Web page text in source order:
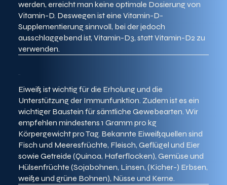
werden, erreicht man keine optimale Dosierung von
Vitamin-D. Deswegen ist eine Vitamin-D-
Supplementierung sinnvoll, bei der jedoch
ausschlaggebend ist, Vitamin-D3, statt Vitamin-D2 zu
verwenden.
Eiweiß ist wichtig für die Erholung und die
Unterstützung der Immunfunktion. Zudem ist es ein
wichtiger Baustein für sämtliche Gewebearten. Wir
empfehlen mindestens 1 Gramm pro kg
Körpergewicht pro Tag. Bekannte Eiweißquellen sind
Fisch und Meeresfrüchte, Fleisch, Geflügel und Eier
sowie Getreide (Quinoa, Haferflocken), Gemüse und
Hülsenfrüchte (Sojabohnen, Linsen, (Kicher-) Erbsen,
weiße und grüne Bohnen), Nüsse und Kerne.